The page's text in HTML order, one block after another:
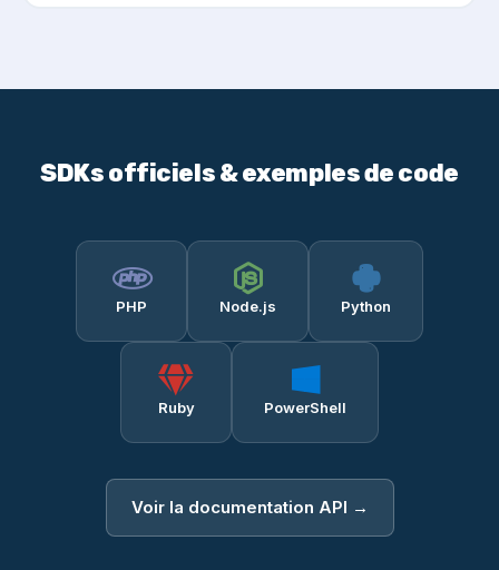
SDKs officiels & exemples de code
PHP Node.js Python
Ruby PowerShell
Voir la documentation API →